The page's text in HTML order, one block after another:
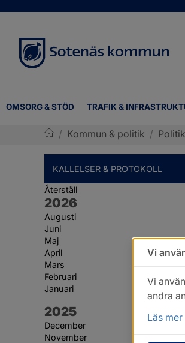
OMSORG & STÖD TRAFIK &
/ Kommun & politik /
KALLELSER & PROTOKOLL
Återställ
År:
2026
Augusti
Juni
Maj
April
Mars
Februari
Januari
År:
2025
December
November
Vi
Vi
andra
Läs